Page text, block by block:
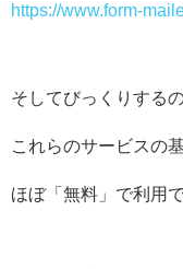
https://www.form-
そしてびっくりするの
これらのサービスの
ほぼ「無料」で利用